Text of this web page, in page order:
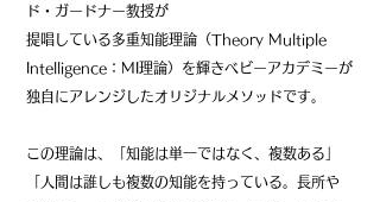
ド・ガードナー教授が
提唱している多重知能理論（Theory Multiple
Intelligence：MI理論）を輝きベビーアカデミーが
独自にアレンジしたオリジナルメソッドです。
この理論は、「知能は単一ではなく、複数ある」
「人間は誰しも複数の知能を持っている。長所や